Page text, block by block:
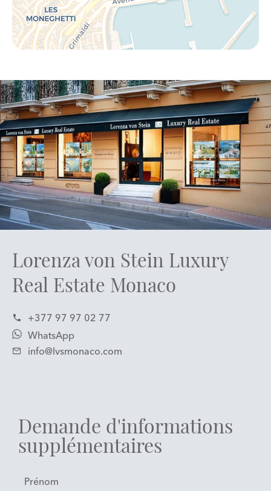
Lorenza von Stein Luxury
Real Estate Monaco
+377 97 97 02 77
WhatsApp
info@lvsmonaco.com
Demande d'informations
supplémentaires